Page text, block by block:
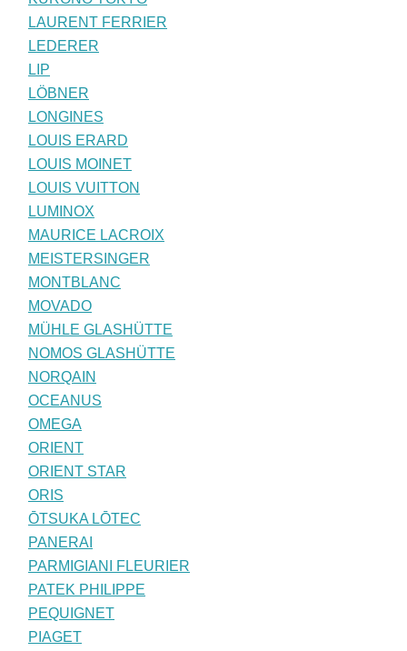
LAURENT FERRIER
LEDERER
LIP
LÖBNER
LONGINES
LOUIS ERARD
LOUIS MOINET
LOUIS VUITTON
LUMINOX
MAURICE LACROIX
MEISTERSINGER
MONTBLANC
MOVADO
MÜHLE GLASHÜTTE
NOMOS GLASHÜTTE
NORQAIN
OCEANUS
OMEGA
ORIENT
ORIENT STAR
ORIS
ŌTSUKA LŌTEC
PANERAI
PARMIGIANI FLEURIER
PATEK PHILIPPE
PEQUIGNET
PIAGET